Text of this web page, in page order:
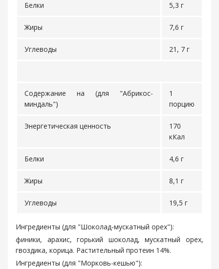
Белки 5,3 г
Жиры 7,6 г
Углеводы 21, 7 г
Содержание на (для "Абрикос-
миндаль")
1
порцию
Энергетическая ценность
170
кКал
Белки 4,6 г
Жиры 8,1 г
Углеводы 19,5 г
Ингредиенты (для "Шоколад-мускатный орех"):
финики, арахис, горький шоколад, мускатный орех,
гвоздика, корица. Растительный протеин 14%.
Ингредиенты (для "Морковь-кешью"):